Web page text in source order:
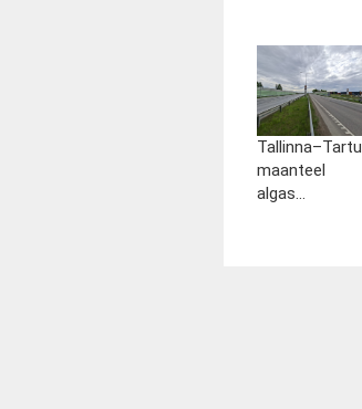
Tallinna–Tartu
maanteel
algas...